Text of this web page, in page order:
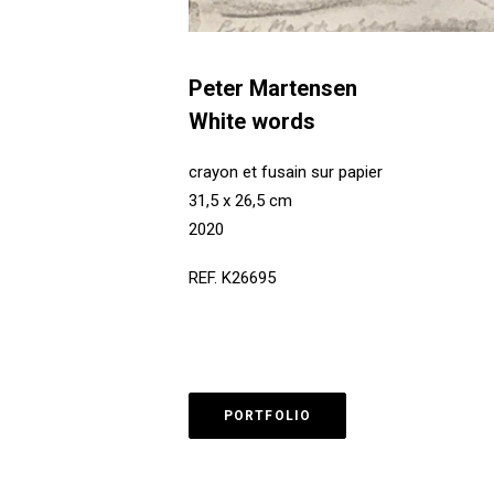
Peter Martensen
White words
crayon et fusain sur papier
31,5 x 26,5 cm
2020
REF. K26695
PORTFOLIO